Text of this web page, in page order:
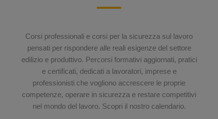
Corsi professionali e corsi per la sicurezza sul lavoro
pensati per rispondere alle reali esigenze del settore
edilizio e produttivo. Percorsi formativi aggiornati, pratici
e certificati, dedicati a lavoratori, imprese e
professionisti che vogliono accrescere le proprie
competenze, operare in sicurezza e restare competitivi
nel mondo del lavoro. Scopri il nostro calendario.